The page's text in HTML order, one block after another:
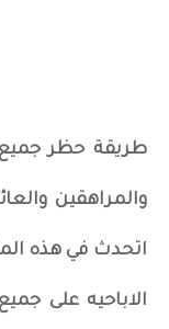
طريقة حظر جميع
والمراهقين
اتحدث في هذه
الاباحيه على